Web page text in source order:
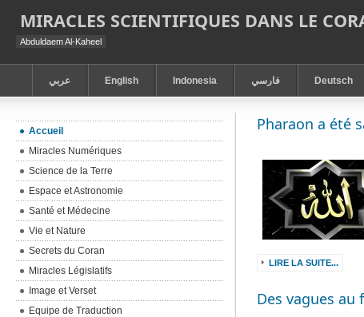
MIRACLES SCIENTIFIQUES DANS LE
Abduldaem Al-Kaheel
عربي English Indonesia فارسي Deutsch
Pharaon a été
LIRE LA SUITE...
Des vagues au
Accueil
Miracles Numériques
Science de la Terre
Espace et Astronomie
Santé et Médecine
Vie et Nature
Secrets du Coran
Miracles Législatifs
Image et Verset
Equipe de Traduction